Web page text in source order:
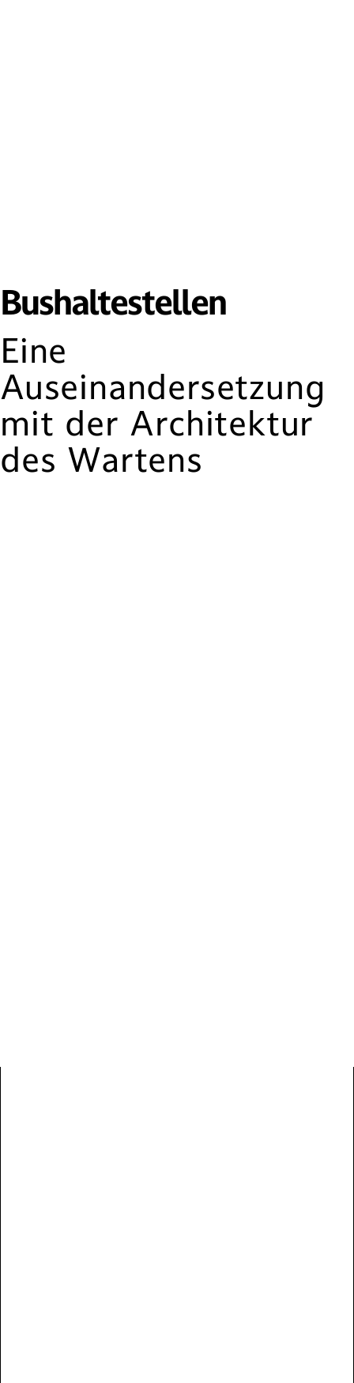
Bushalte­­stellen
Eine
Auseinandersetzung
mit der Architektur
des Wartens